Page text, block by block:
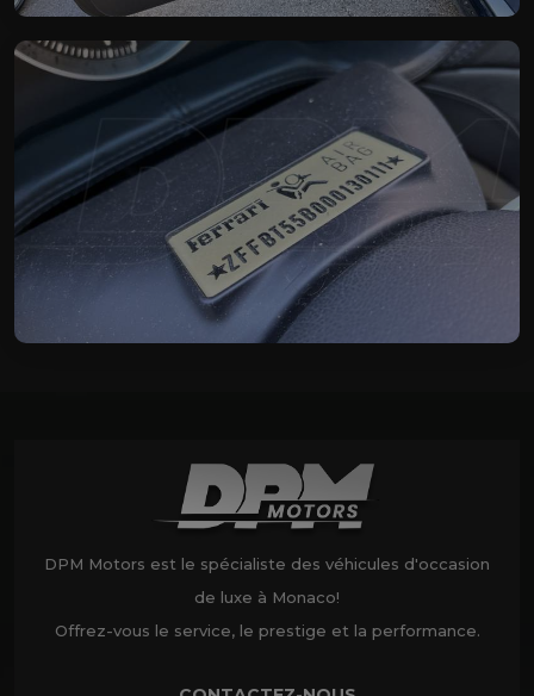
DPM Motors est le spécialiste des véhicules d'occasion
de luxe à Monaco!
Offrez-vous le service, le prestige et la performance.